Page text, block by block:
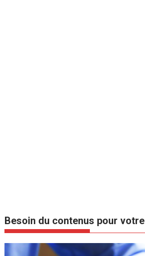
Besoin du contenus pour